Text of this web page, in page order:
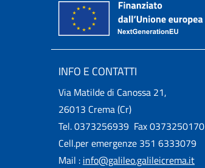
INFO E CONTATTI
Via Matilde di Canossa 21,
26013 Crema (Cr)
Tel. 0373256939 Fax 0373250170
Cell.per emergenze 351 6333079
Mail : info@galileo.galileicrema.it